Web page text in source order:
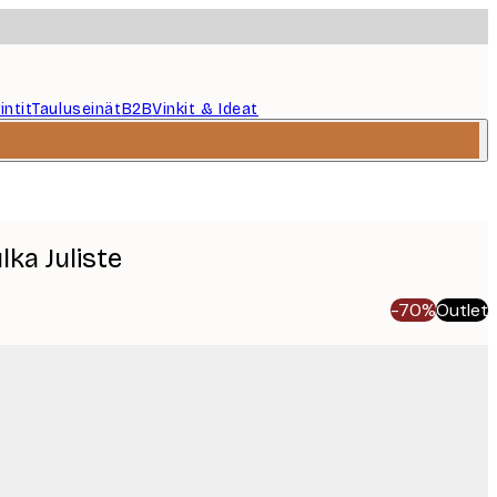
TauluseinätB2BVinkit & Ideat
Juliste
-70%Outlet